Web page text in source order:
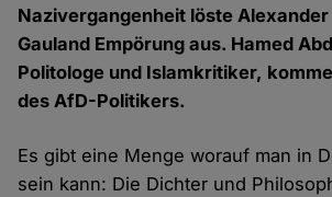
Nazivergangenheit löste Alexander
Gauland Empörung aus. Hamed
Politologe und Islamkritiker,
des AfD-Politikers.
Es gibt eine Menge worauf man in
sein kann: Die Dichter und